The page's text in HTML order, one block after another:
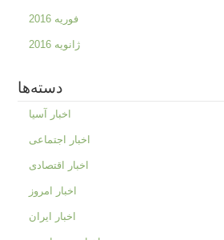
فوریه 2016
ژانویه 2016
دسته‌ها
اخبار آسیا
اخبار اجتماعی
اخبار اقتصادی
اخبار امروز
اخبار ایران